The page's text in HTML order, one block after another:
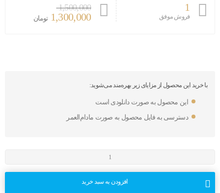
1
فروش موفق
1,500,000
1,300,000 تومان
با خرید این محصول از مزایای زیر بهره‌مند می‌شوید:
این محصول به صورت دانلودی است
دسترسی به فایل محصول به صورت مادام‌العمر
افزودن به سبد خرید